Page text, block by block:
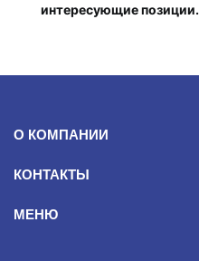
интересующие позиции.
О КОМПАНИИ
КОНТАКТЫ
МЕНЮ